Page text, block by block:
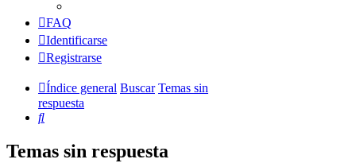
FAQ
Identificarse
Registrarse
Índice general Buscar Temas sin
respuesta
Buscar
Temas sin respuesta